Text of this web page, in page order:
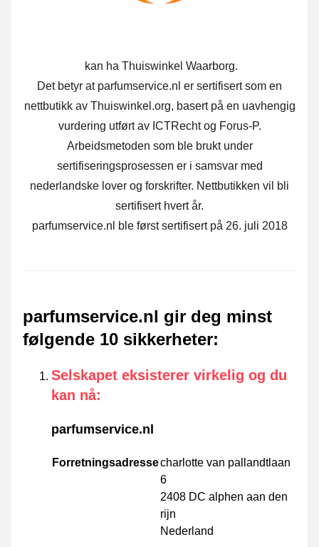
kan ha Thuiswinkel Waarborg.
Det betyr at parfumservice.nl er sertifisert som en
nettbutikk av Thuiswinkel.org, basert på en uavhengig
vurdering utført av ICTRecht og Forus-P.
Arbeidsmetoden som ble brukt under
sertifiseringsprosessen er i samsvar med
nederlandske lover og forskrifter. Nettbutikken vil bli
sertifisert hvert år.
parfumservice.nl ble først sertifisert på 26. juli 2018
parfumservice.nl gir deg minst
følgende 10 sikkerheter:
Selskapet eksisterer virkelig og du
kan nå:
parfumservice.nl
Forretningsadressecharlotte van pallandtlaan
6
2408 DC alphen aan den
rijn
Nederland